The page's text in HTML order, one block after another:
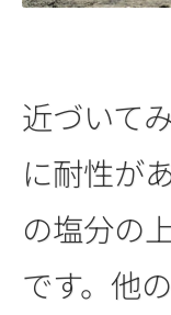
近づいて
に耐性が
の塩分の
です。他